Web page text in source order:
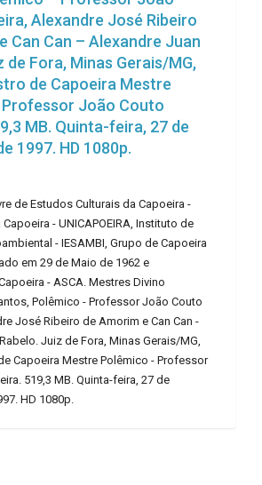
Alexandre José Ribeiro
Can Can – Alexandre Juan
de Fora, Minas Gerais/MG,
de Capoeira Mestre
João Couto
MB. Quinta-feira, 27 de
1997. HD 1080p.
de Estudos Culturais da Capoeira -
- UNICAPOEIRA, Instituto de
- IESAMBI, Grupo de Capoeira
em 29 de Maio de 1962 e
- ASCA. Mestres Divino
Polêmico - Professor João Couto
José Ribeiro de Amorim e Can Can -
Juiz de Fora, Minas Gerais/MG,
Capoeira Mestre Polêmico - Professor
519,3 MB. Quinta-feira, 27 de
HD 1080p.